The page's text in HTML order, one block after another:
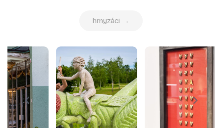
hmyzáci →